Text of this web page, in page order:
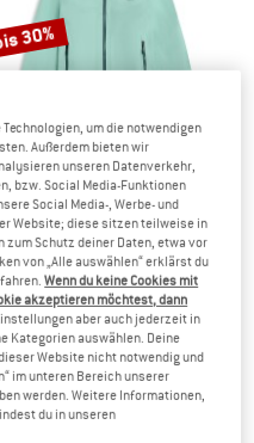
30%
BERGANS
Rabot Light 3L Shell Jacket
Regenjacke
319,95 €ab 223,97 €
(0)
um die notwendigen
Außerdem bieten wir
unseren Datenverkehr,
bzw. Social Media-Funktionen
Social Media-, Werbe- und
Website; diese sitzen teilweise in
zum Schutz deiner Daten, etwa vor
von „Alle auswählen“ erklärst du
Wenn du keine Cookies mit
akzeptieren möchtest, dann
aber auch jederzeit in
Kategorien auswählen. Deine
Website nicht notwendig und
im unteren Bereich unserer
werden. Weitere Informationen,
du in unseren